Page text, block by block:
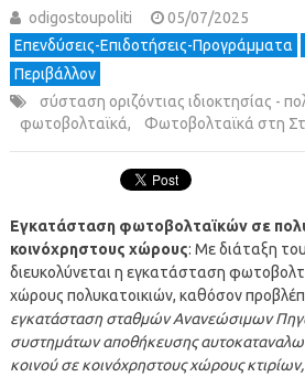
odigostoupoliti
05/07/2025
Επενδύσεις-Επιδοτήσεις-Προγράμματα
Περιβάλλον
σύσταση οριζόντιας ιδιοκτησίας -
φωτοβολταϊκά, Φωτοβολταϊκά στη
Εγκατάσταση φωτοβολταϊκών σε
κοινόχρηστους χώρους: Με διάταξη
διευκολύνεται η εγκατάσταση
χώρους πολυκατοικιών, καθόσον
εγκατάσταση σταθμών Ανανεώσιμων
συστημάτων αποθήκευσης
κοινού σε κοινόχρηστους χώρους